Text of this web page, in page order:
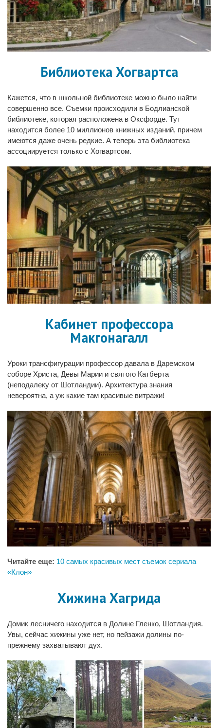
Библиотека Хогвартса
Кажется, что в школьной библиотеке можно было найти
совершенно все. Съемки происходили в Бодлианской
библиотеке, которая расположена в Оксфорде. Тут
находится более 10 миллионов книжных изданий, причем
имеются даже очень редкие. А теперь эта библиотека
ассоциируется только с Хогвартсом.
Кабинет профессора
Макгонагалл
Уроки трансфигурации профессор давала в Даремском
соборе Христа, Девы Марии и святого Катберта
(неподалеку от Шотландии). Архитектура знания
невероятна, а уж какие там красивые витражи!
Читайте еще: 10 самых красивых мест съемок сериала
«Клон»
Хижина Хагрида
Домик лесничего находится в Долине Гленко, Шотландия.
Увы, сейчас хижины уже нет, но пейзажи долины по-
прежнему захватывают дух.